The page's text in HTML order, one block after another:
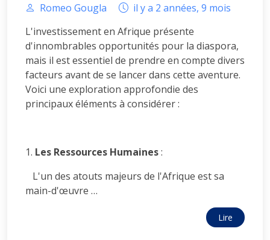
Romeo Gougla
il y a 2 années, 9 mois
L'investissement en Afrique présente
d'innombrables opportunités pour la diaspora,
mais il est essentiel de prendre en compte divers
facteurs avant de se lancer dans cette aventure.
Voici une exploration approfondie des
principaux éléments à considérer :
1. Les Ressources Humaines:
L'un des atouts majeurs de l'Afrique est sa
main-d'œuvre …
Lire